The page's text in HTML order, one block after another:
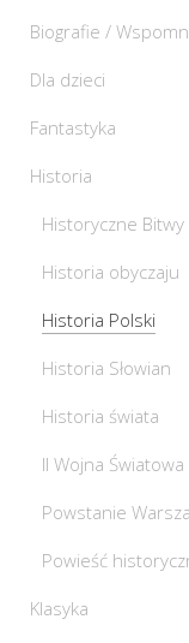
Biografie /
Dla dzieci
Fantastyka
Historia
Historyczne Bitwy
Historia obyczaju
Historia Polski
Historia Słowian
Historia świata
II Wojna Światowa
Powstanie
Powieść
Klasyka